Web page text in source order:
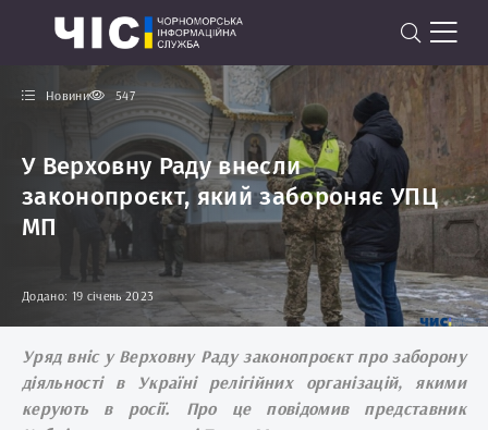
Новини 547
У Верховну Раду внесли
законопроєкт, який забороняє УПЦ
МП
Додано: 19 січень 2023
Уряд вніс у Верховну Раду законопроєкт про заборону
діяльності в Україні релігійних організацій, якими
керують в росії. Про це повідомив представник